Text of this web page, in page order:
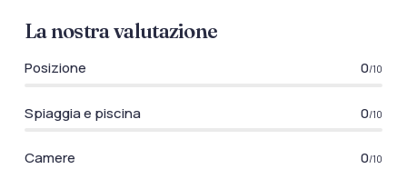
La nostra valutazione
Posizione 0/10
Spiaggia e piscina 0/10
Camere 0/10